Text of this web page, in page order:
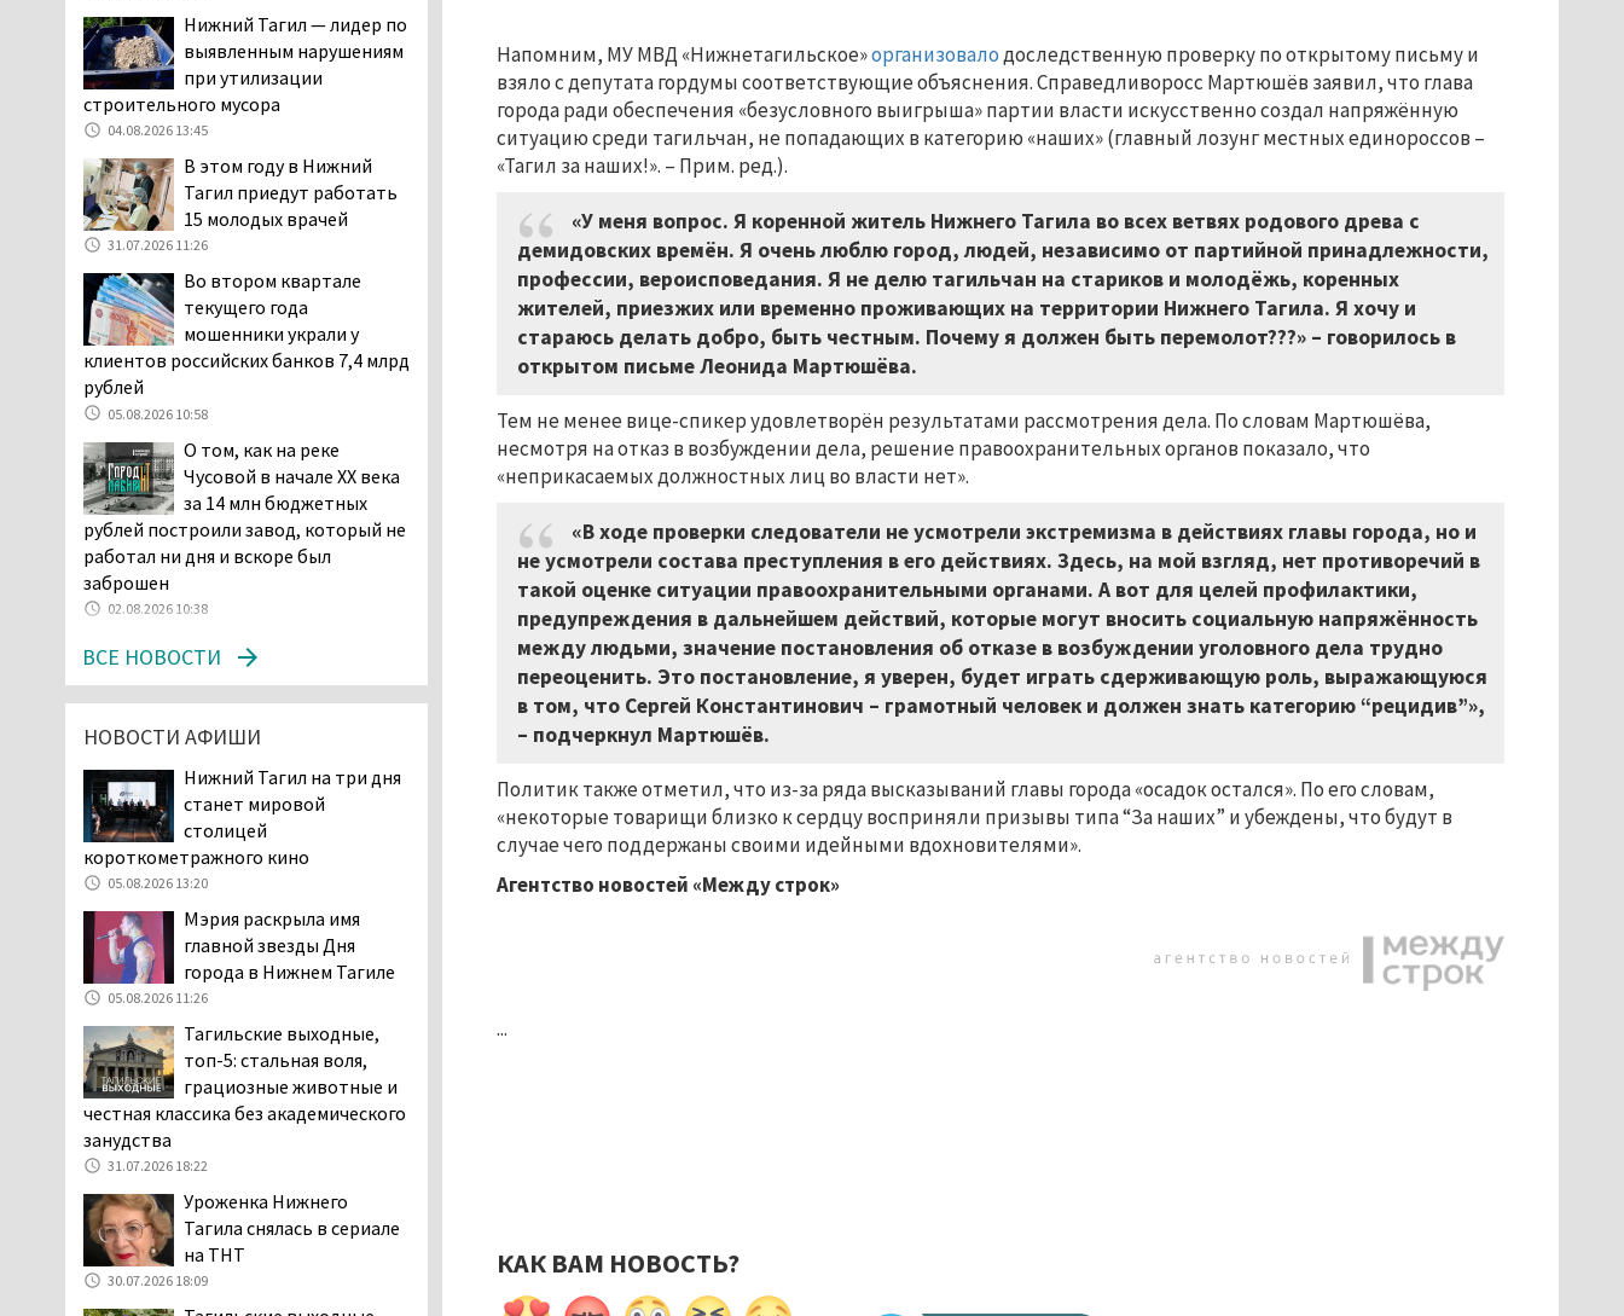
Напомним, МУ МВД «Нижнетагильское»организовалодоследственную проверку по открытому письму и
взяло с депутата гордумы соответствующие объяснения. Справедливоросс Мартюшёв заявил, что глава
города ради обеспечения «безусловного выигрыша» партии власти искусственно создал напряжённую
ситуацию среди тагильчан, не попадающих в категорию «наших» (главный лозунг местных единороссов –
«Тагил за наших!». – Прим. ред.).
«У меня вопрос. Я коренной житель Нижнего Тагила во всех ветвях родового древа с
демидовских времён. Я очень люблю город, людей, независимо от партийной принадлежности,
профессии, вероисповедания. Я не делю тагильчан на стариков и молодёжь, коренных
жителей, приезжих или временно проживающих на территории Нижнего Тагила. Я хочу и
стараюсь делать добро, быть честным. Почему я должен быть перемолот???» – говорилось в
открытом письме Леонида Мартюшёва.
Тем не менее вице-спикер удовлетворён результатами рассмотрения дела. По словам Мартюшёва,
несмотря на отказ в возбуждении дела, решение правоохранительных органов показало, что
«неприкасаемых должностных лиц во власти нет».
«В ходе проверки следователи не усмотрели экстремизма в действиях главы города, но и
не усмотрели состава преступления в его действиях. Здесь, на мой взгляд, нет противоречий в
такой оценке ситуации правоохранительными органами. А вот для целей профилактики,
предупреждения в дальнейшем действий, которые могут вносить социальную напряжённость
между людьми, значение постановления об отказе в возбуждении уголовного дела трудно
переоценить. Это постановление, я уверен, будет играть сдерживающую роль, выражающуюся
в том, что Сергей Константинович – грамотный человек и должен знать категорию “рецидив”»,
– подчеркнул Мартюшёв.
Политик также отметил, что из-за ряда высказываний главы города «осадок остался». По его словам,
«некоторые товарищи близко к сердцу восприняли призывы типа “За наших” и убеждены, что будут в
случае чего поддержаны своими идейными вдохновителями».
Агентство новостей «Между строк»
...
КАК ВАМ НОВОСТЬ?
Госдумы Ильтякова,
назвавшего незамужних
женщин неполноценными людьми, а
неженатых мужчин — инвалидами,
проверит прокуратура (ВИДЕО)
05.08.2026 14:40
На водоёмах
Свердловской области с
начала купального сезона
погиб 21 человек
05.08.2026 14:05
Нижний Тагил на три дня
станет мировой
короткометражного кино
05.08.2026 13:20
Мэрия раскрыла имя
главной звезды Дня
города в Нижнем Тагиле
05.08.2026 11:26
В Нижнем Тагиле
Виталия Говорухина
05.08.2026 11:10
текущего года
мошенники украли у
клиентов российских банков 7,4 млрд
рублей
05.08.2026 10:58
Жителей центра Нижнего
Тагила напугала система
оповещения о
заложенной бомбе
04.08.2026 17:57
«Выезжать на круговое
движение здесь очень
опасно: машин, которые
надо пропускать, почти не видно».
Тагильчане пожаловались на плохой
обзор из-за высокой травы у дороги
Первомайской
04.08.2026 16:53
Отлавливать собак в
Нижний Тагил — лидер по
выявленным нарушениям
при утилизации
строительного мусора
04.08.2026 13:45
В этом году в Нижний
Тагил приедут работать
15 молодых врачей
31.07.2026 11:26
Во втором квартале
текущего года
мошенники украли у
клиентов российских банков 7,4 млрд
рублей
05.08.2026 10:58
О том, как на реке
Чусовой в начале XX века
за 14 млн бюджетных
рублей построили завод, который не
работал ни дня и вскоре был
заброшен
02.08.2026 10:38
ВСЕ НОВОСТИ
НОВОСТИ АФИШИ
Нижний Тагил на три дня
станет мировой
столицей
короткометражного кино
05.08.2026 13:20
Мэрия раскрыла имя
главной звезды Дня
города в Нижнем Тагиле
05.08.2026 11:26
Тагильские выходные,
топ-5: стальная воля,
грациозные животные и
честная классика без академического
занудства
31.07.2026 18:22
Уроженка Нижнего
Тагила снялась в сериале
на ТНТ
30.07.2026 18:09